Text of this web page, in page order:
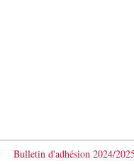
Bulletin d'adhésion 2024/2025